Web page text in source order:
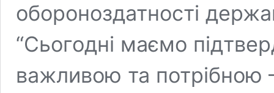
обороноздатності
“Сьогодні маємо
важливою та потрібною